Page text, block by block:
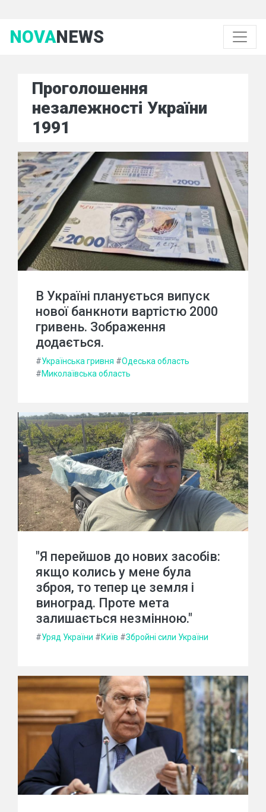
NOVANEWS
Проголошення
незалежності України
1991
В Україні планується випуск
нової банкноти вартістю 2000
гривень. Зображення
додається.
#Українська гривня #Одеська область
#Миколаївська область
"Я перейшов до нових засобів:
якщо колись у мене була
зброя, то тепер це земля і
виноград. Проте мета
залишається незмінною."
#Уряд України #Київ #Збройні сили України